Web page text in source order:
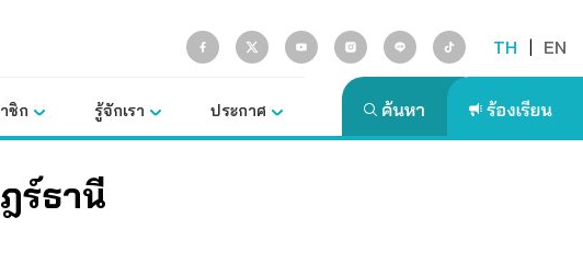
TH | EN
ชิก รู้จักเรา ประกาศ
ร์ธานี